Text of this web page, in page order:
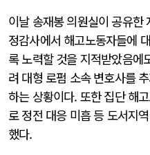
이날 송재봉 의원실이 공유한
정감사에서 해고노동자들에
록 노력할 것을 지적받았음에
려 대형 로펌 소속 변호사를
하는 상황이다. 또한 집단 해
로 정전 대응 미흡 등 도서지
했다.